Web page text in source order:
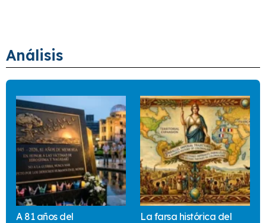
Análisis
A 81 años del
La farsa histórica del